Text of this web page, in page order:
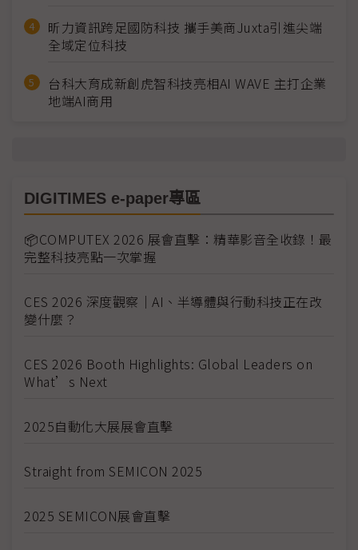
昕力資訊跨足國防科技 攜手美商Juxta引進尖端
全域定位科技
台科大育成新創虎智科技亮相AI WAVE 主打企業
地端AI商用
DIGITIMES e-paper專區
📦COMPUTEX 2026 展會直擊：精華影音全收錄！最
完整科技亮點一次掌握
CES 2026 深度觀察｜AI、半導體與行動科技正在改
變什麼？
CES 2026 Booth Highlights: Global Leaders on
What’s Next
2025自動化大展展會直擊
Straight from SEMICON 2025
2025 SEMICON展會直擊